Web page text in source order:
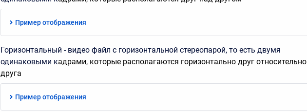
Пример отображения
Горизонтальный - видео файл с горизонтальной стереопарой, то есть двумя
одинаковыми кадрами, которые располагаются горизонтально друг относительно
друга
Пример отображения